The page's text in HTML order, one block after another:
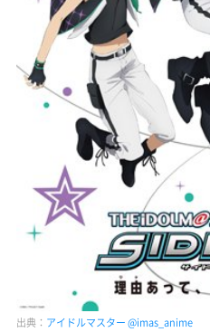
出典： アイドルマスター @imas_anime